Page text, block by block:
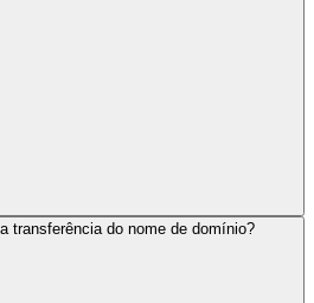
transferência do nome de domínio?